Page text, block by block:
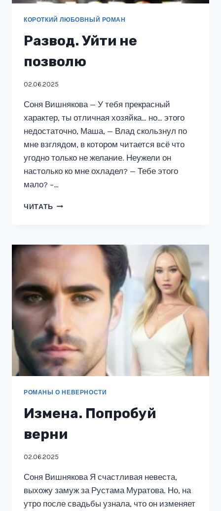
КОРОТКИЙ ЛЮБОВНЫЙ РОМАН
Развод. Уйти не
позволю
02.06.2025
Соня Вишнякова — У тебя прекрасный
характер, ты отличная хозяйка… но… этого
недостаточно, Маша, — Влад скользнул по
мне взглядом, в котором читается всё что
угодно только не желание. Неужели он
настолько ко мне охладел? — Тебе этого
мало? –…
ЧИТАТЬ РАЗВОД.
РОМАНЫ О НЕВЕРНОСТИ
Измена. Попробуй
верни
02.06.2025
Соня Вишнякова Я счастливая невеста,
выхожу замуж за Рустама Муратова. Но, на
утро после свадьбы узнала, что он изменяет